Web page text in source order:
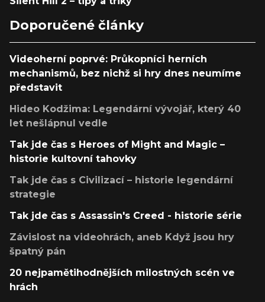
Doporučené články
Videoherní poprvé: Průkopníci herních
mechanismů, bez nichž si hry dnes neumíme
představit
Hideo Kodžima: Legendární vývojář, který 40
let nešlápnul vedle
Tak jde čas s Heroes of Might and Magic –
historie kultovní tahovky
Tak jde čas s Civilizací – historie legendární
strategie
Tak jde čas s Assassin's Creed - historie série
Závislost na videohrách, aneb Když jsou hry
špatný pán
20 nejpamětihodnějších milostných scén ve
hrách